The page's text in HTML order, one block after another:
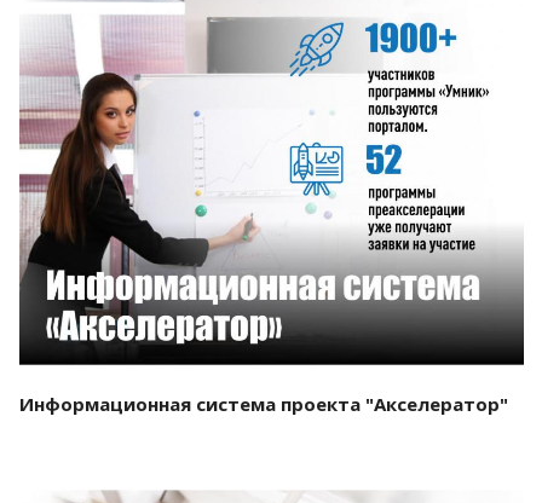
Смотреть проект
Информационная система проекта "Акселератор"